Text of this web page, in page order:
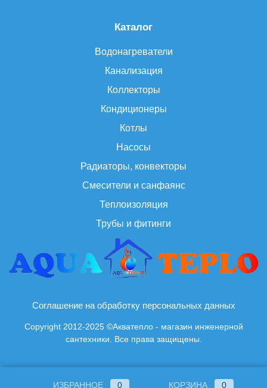
Каталог
Водонагреватели
Канализация
Коллекторы
Кондиционеры
Котлы
Насосы
Радиаторы, конвекторы
Смесители и санфаянс
Теплоизоляция
Трубы и фитинги
Соглашение на обработку персональных данных
Copyright 2012-2025 ©Акватепло - магазин инженерной
сантехники. Все права защищены.
ИЗБРАННОЕ 0 КОРЗИНА 0